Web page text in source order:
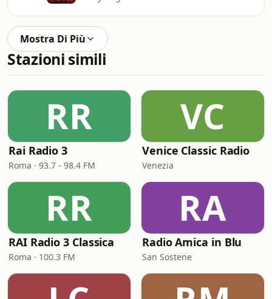
Mostra Di Più
Stazioni simili
RR
Rai Radio 3
Roma · 93.7 - 98.4 FM
VC
Venice Classic Radio
Venezia
RR
RAI Radio 3 Classica
Roma · 100.3 FM
RA
Radio Amica in Blu
San Sostene